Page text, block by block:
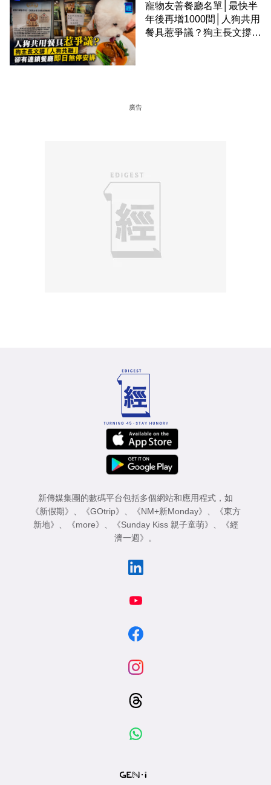
寵物友善餐廳名單│最快半
年後再增1000間│人狗共用
餐具惹爭議？狗主長文撐
廣告
新傳媒集團的數碼平台包括多個網站和應用程式，如
《新假期》
《GOtrip》 《NM+新Monday》
《東方
新地》
《more》 《Sunday Kiss 親子童萌》
《經
濟一週》
。